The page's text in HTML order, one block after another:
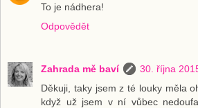
To je nádhera!
Odpovědět
Zahrada mě baví
30. října
Děkuji, taky jsem z té louky měla
když už jsem v ní vůbec